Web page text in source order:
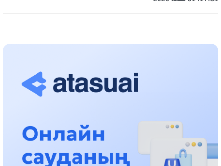
اسحات اسىلبەكوۆ: كۇشتى بيلىككە كۇشتى تۇلعالار كەرەك!
ابزال دوستيار: دۋمان مۇحامەتكارىمدى الماتى تۇرمەسىنە اۋىستىرۋى
مۇمكىن
16:15، 27 شىلدە 2026